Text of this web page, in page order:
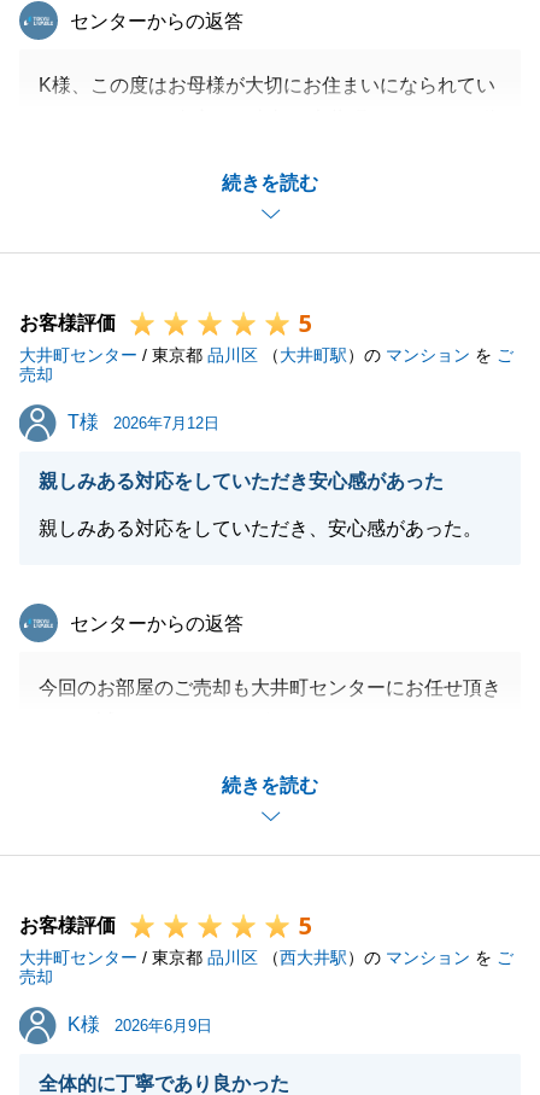
続きを読む
東急リバブル
センターからの返答
K様、この度はお母様が大切にお住まいになられてい
当初のご提案より良いご条件でお取引きをする事が出
今後もお住まいの事で何かございましたらお気軽にご
お客様評価 5
大井町センター / 東京都 品川区 （大井町駅）の マンション を ご
売却
T様
T様 2026年7月12日
親しみある対応をしていただき安心感があった
親しみある対応をしていただき、安心感があった。
続きを読む
東急リバブル
センターからの返答
今回のお部屋のご売却も大井町センターにお任せ頂き
前回よりも好条件にてご成約となり、Ｔ様にお喜び頂
くことが出来て私もとても嬉しいです。
お申し付けください。
今後ともよろしくお願いいたします。
お客様評価 5
大井町センター / 東京都 品川区 （西大井駅）の マンション を ご
売却
K様
K様 2026年6月9日
全体的に丁寧であり良かった